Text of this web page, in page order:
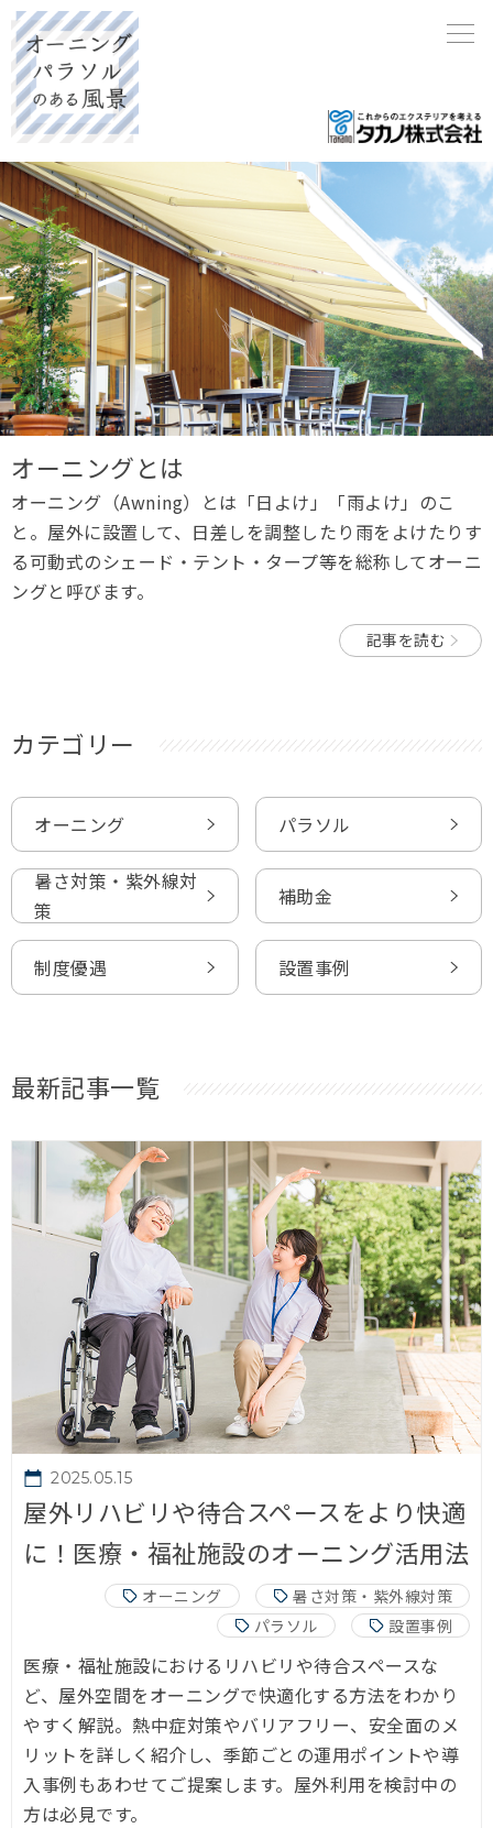
オーニングとは
オーニング（Awning）とは「日よけ」「雨よけ」のこ
と。屋外に設置して、日差しを調整したり雨をよけたりす
る可動式のシェード・テント・タープ等を総称してオーニ
ングと呼びます。
記事を読む
カテゴリー
オーニング パラソル
暑さ対策・紫外線対
策
補助金
制度優遇 設置事例
最新記事一覧
2025.05.15
屋外リハビリや待合スペースをより快適
に！医療・福祉施設のオーニング活用法
オーニング
暑さ対策・紫外線対策
パラソル
設置事例
医療・福祉施設におけるリハビリや待合スペースな
ど、屋外空間をオーニングで快適化する方法をわかり
やすく解説。熱中症対策やバリアフリー、安全面のメ
リットを詳しく紹介し、季節ごとの運用ポイントや導
入事例もあわせてご提案します。屋外利用を検討中の
方は必見です。